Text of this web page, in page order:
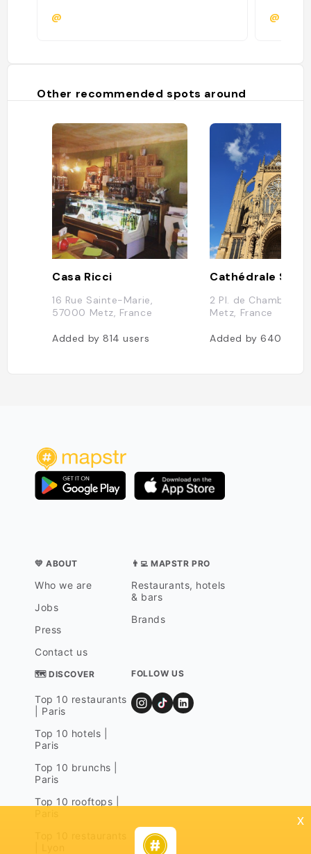
@ @
Other recommended spots around
Casa Ricci
16 Rue Sainte-Marie,
57000 Metz, France
Added by814users
2 Pl. de Chambre,
Metz, France
Added by640
💛 ABOUT
Who we are
Jobs
Press
Contact us
👨‍💻 MAPSTR PRO
Restaurants, hotels
& bars
Brands
🗺 DISCOVER
Top 10 restaurants
| Paris
Top 10 hotels |
Paris
Top 10 brunchs |
Paris
Top 10 rooftops |
FOLLOW US
x